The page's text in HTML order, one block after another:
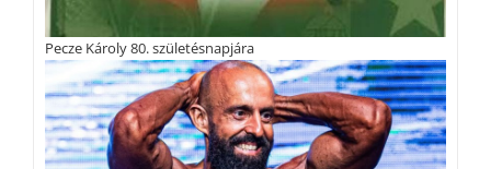
Pecze Károly 80. születésnapjára